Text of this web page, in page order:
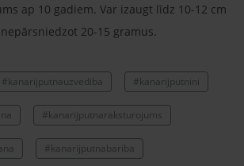
ap 10 gadiem. Var izaugt līdz 10-12 cm
20-15 gramus.
#kanarijputnauzvediba #kanarijputnini
#kanarijputnaraksturojums
#kanarijputnabariba